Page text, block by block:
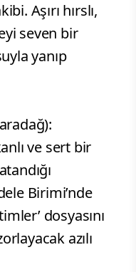
Aşırı hırslı,
seven bir
yanıp
ve sert bir
Birimi’nde
dosyasını
azılı